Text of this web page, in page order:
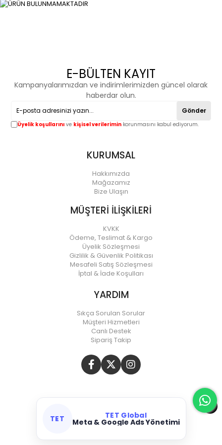
E-BÜLTEN KAYIT
Kampanyalarımızdan ve indirimlerimizden güncel olarak
haberdar olun.
Gönder
Üyelik koşullarını ve kişisel verilerimin korunmasını kabul ediyorum.
KURUMSAL
Hakkımızda
Mağazamız
Bize Ulaşın
MÜŞTERİ İLİŞKİLERİ
KVKK
Ödeme, Teslimat & Kargo
Üyelik Sözleşmesi
Gizlilik & Güvenlik Politikası
Mesafeli Satış Sözleşmesi
İptal & İade Koşulları
YARDIM
Sıkça Sorulan Sorular
Müşteri Hizmetleri
Canlı Destek
Sipariş Takip
TET TET Global
Meta & Google Ads Yönetimi